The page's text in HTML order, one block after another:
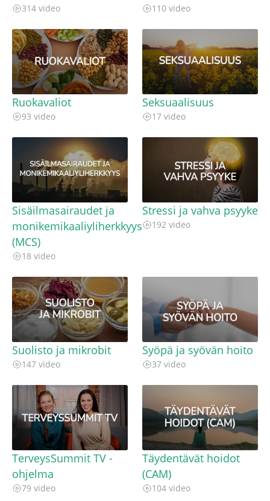
314 video 110 video
Ruokavaliot
93 video
Seksuaalisuus
17 video
Sisäilmasairaudet ja
monikemikaaliyliherkkyys
(MCS)
18 video
Stressi ja vahva psyyke
192 video
Suolisto ja mikrobit
147 video
Syöpä ja syövän hoito
37 video
TerveysSummit TV -
ohjelma
79 video
Täydentävät hoidot
(CAM)
104 video